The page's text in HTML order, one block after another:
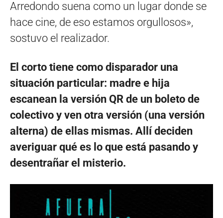
Arredondo suena como un lugar donde se
hace cine, de eso estamos orgullosos»,
sostuvo el realizador.
El corto tiene como disparador una
situación particular: madre e hija
escanean la versión QR de un boleto de
colectivo y ven otra versión (una versión
alterna) de ellas mismas. Allí deciden
averiguar qué es lo que está pasando y
desentrañar el misterio.